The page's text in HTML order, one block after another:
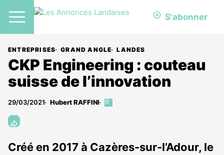
S'abonner
ENTREPRISES GRAND ANGLE LANDES
CKP Engineering : couteau
suisse de l’innovation
29/03/2021 Hubert RAFFINI
Cet
aux
abonnés
Créé en 2017 à Cazères-sur-l’Adour, le